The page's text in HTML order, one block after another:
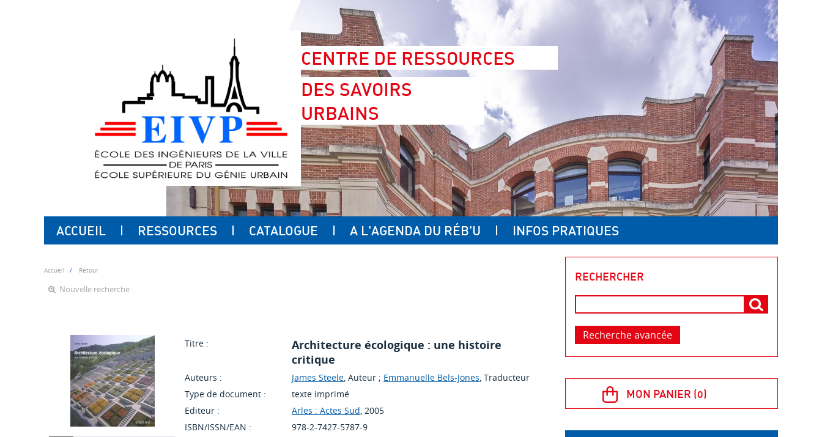
CENTRE DE RESSOURCES
DES SAVOIRS
URBAINS
ACCUEIL RESSOURCES CATALOGUE A L'AGENDA DU RÉB'U INFOS PRATIQUES
Accueil Retour
Nouvelle recherche
Titre :
Architecture écologique : une histoire
critique
Auteurs : James Steele, Auteur ; Emmanuelle Bels-Jones, Traducteur
Type de document :
texte imprimé
Editeur :
Arles : Actes Sud, 2005
ISBN/ISSN/EAN :
978-2-7427-5787-9
RECHERCHER
Recherche avancée